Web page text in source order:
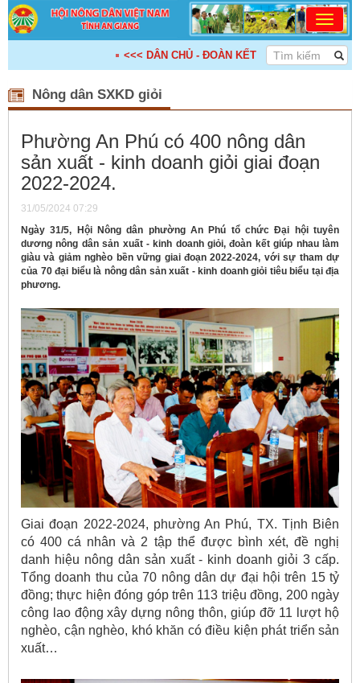
<<< DÂN CHỦ - ĐOÀN KẾT - KẾ NỐI - HỢP TÁC -
Nông dân SXKD giỏi
Phường An Phú có 400 nông dân
sản xuất - kinh doanh giỏi giai đoạn
2022-2024.
31/05/2024 07:29
Ngày 31/5, Hội Nông dân phường An Phú tổ chức Đại hội tuyên
dương nông dân sản xuất - kinh doanh giỏi, đoàn kết giúp nhau làm
giàu và giảm nghèo bền vững giai đoạn 2022-2024, với sự tham dự
của 70 đại biểu là nông dân sản xuất - kinh doanh giỏi tiêu biểu tại địa
phương.
Giai đoạn 2022-2024, phường An Phú, TX. Tịnh Biên
có 400 cá nhân và 2 tập thể được bình xét, đề nghị
danh hiệu nông dân sản xuất - kinh doanh giỏi 3 cấp.
Tổng doanh thu của 70 nông dân dự đại hội trên 15 tỷ
đồng; thực hiện đóng góp trên 113 triệu đồng, 200 ngày
công lao động xây dựng nông thôn, giúp đỡ 11 lượt hộ
nghèo, cận nghèo, khó khăn có điều kiện phát triển sản
xuất…